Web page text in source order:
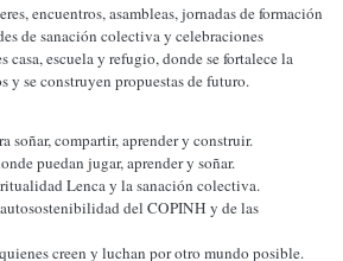
encuentros, asambleas, jornadas de formación
de sanación colectiva y celebraciones
casa, escuela y refugio, donde se fortalece la
y se construyen propuestas de futuro.
soñar, compartir, aprender y construir.
puedan jugar, aprender y soñar.
Lenca y la sanación colectiva.
del COPINH y de las
creen y luchan por otro mundo posible.